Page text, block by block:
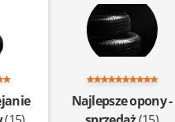
Najlepsze opony -